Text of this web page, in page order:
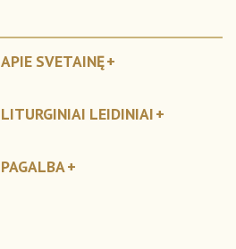
APIE SVETAINĘ
LITURGINIAI LEIDINIAI
PAGALBA